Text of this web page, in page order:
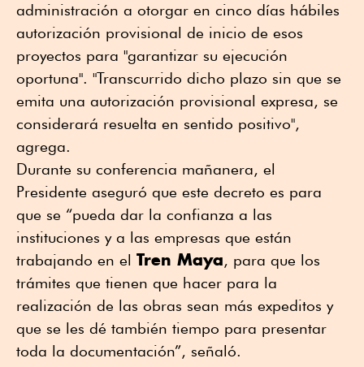
administración a otorgar en cinco días hábiles
autorización provisional de inicio de esos
proyectos para "garantizar su ejecución
oportuna". "Transcurrido dicho plazo sin que se
emita una autorización provisional expresa, se
considerará resuelta en sentido positivo",
agrega.
Durante su conferencia mañanera, el
Presidente aseguró que este decreto es para
que se “pueda dar la confianza a las
instituciones y a las empresas que están
trabajando en el Tren Maya, para que los
trámites que tienen que hacer para la
realización de las obras sean más expeditos y
que se les dé también tiempo para presentar
toda la documentación”, señaló.